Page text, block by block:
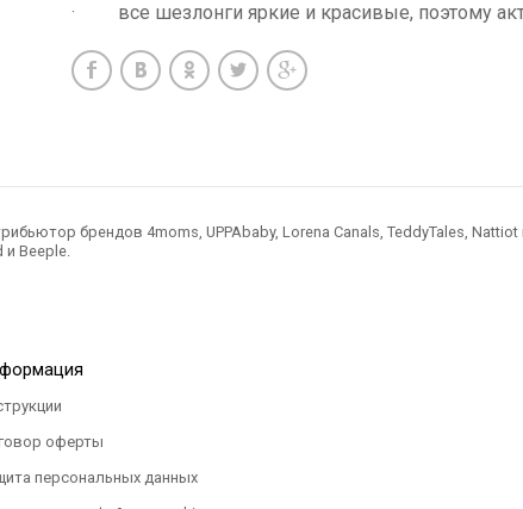
· все шезлонги яркие и красивые, поэтому
брендов 4moms, UPPAbaby, Lorena Canals, TeddyTales,
и Beeple.
оферты
персональных данных